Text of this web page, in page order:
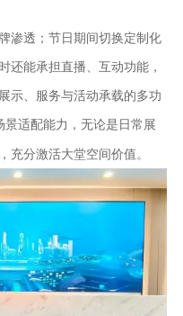
渗透；节日期间切换定制化
还能承担直播、互动功能，
示、服务与活动承载的多功
景适配能力，无论是日常展
充分激活大堂空间价值。